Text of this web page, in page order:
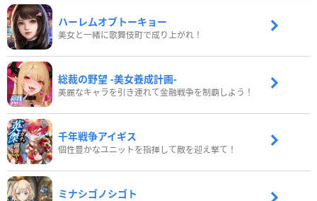
ハーレムオブトーキョー
美女と一緒に歌舞伎町で成り上がれ！
総裁の野望 -美女養成計画-
美麗なキャラを引き連れて金融戦争を制覇しよう！
千年戦争アイギス
個性豊かなユニットを指揮して敵を迎え撃て！
ミナシゴノシゴト